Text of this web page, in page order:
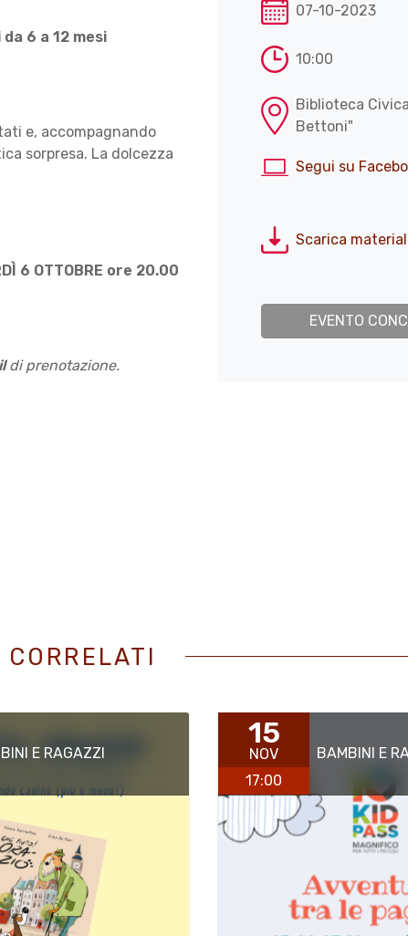
07-10-2023
10:00
Biblioteca
Bettoni"
Segui su
Scarica
EVENTO
6 a 12 mesi
e, accompagnando
sorpresa. La dolcezza
6 OTTOBRE ore 20.00
di prenotazione.
E RAGAZZI
15
NOV
17:00
BAMBINI E